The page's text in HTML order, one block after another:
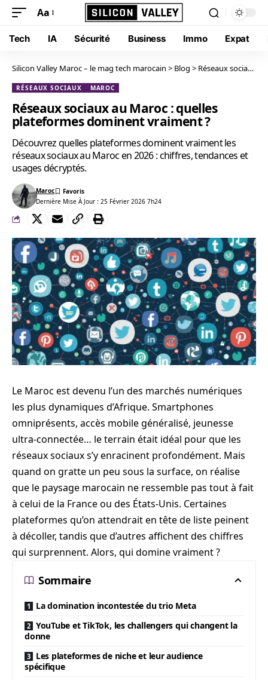
Aa
Tech IA Sécurité Business Immo Expat
Silicon Valley Maroc – le mag tech marocain > Blog > Réseaux sociaux
RÉSEAUX SOCIAUX MAROC
Réseaux sociaux au Maroc : quelles
plateformes dominent vraiment ?
Découvrez quelles plateformes dominent vraiment les
réseaux sociaux au Maroc en 2026 : chiffres, tendances et
usages décryptés.
Dernière Mise À Jour : 25 Février 2026 7h24
Maroc
Le Maroc est devenu l’un des marchés numériques
les plus dynamiques d’Afrique. Smartphones
omniprésents, accès mobile généralisé, jeunesse
ultra-connectée… le terrain était idéal pour que les
réseaux sociaux s’y enracinent profondément. Mais
quand on gratte un peu sous la surface, on réalise
que le paysage marocain ne ressemble pas tout à fait
à celui de la France ou des États-Unis. Certaines
plateformes qu’on attendrait en tête de liste peinent
à décoller, tandis que d’autres affichent des chiffres
qui surprennent. Alors, qui domine vraiment ?
Sommaire
La domination incontestée du trio Meta
YouTube et TikTok, les challengers qui changent la
donne
Les plateformes de niche et leur audience
spécifique